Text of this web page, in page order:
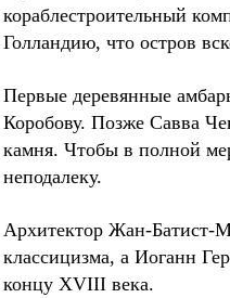
кораблестроительный
Голландию, что остров
Первые деревянные
Коробову. Позже Савва
камня. Чтобы в полной
неподалеку.
Архитектор Жан-Батист-
классицизма, а Иоганн
концу XVIII века.